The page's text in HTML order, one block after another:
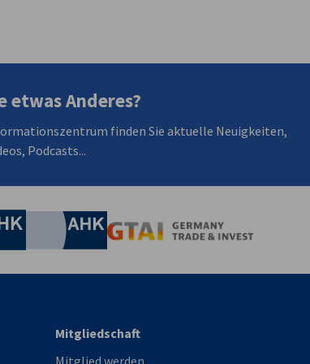
etwas Anderes?
finden Sie aktuelle Neuigkeiten,
Podcasts...
Industrie- und Handelskammer
Industrie- und Handelskammer
AHK.de
Mitgliedschaft
Mitglied werden